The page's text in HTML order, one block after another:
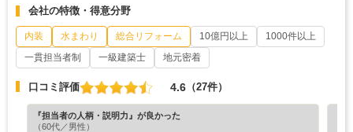
会社の特徴・得意分野
内装 水まわり 総合リフォーム 10億円以上
1000件以上
一貫担当者制
一級建築士 地元密着
口コミ評価 4.6 （27件）
『担当者の人柄・説明力』が良かった
（60代／男性）